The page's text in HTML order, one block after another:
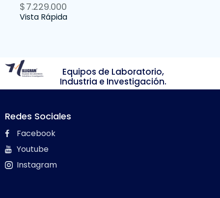
$7.229.000
Vista Rápida
Equipos de Laboratorio,
Industria e Investigación.
Redes Sociales
Facebook
Youtube
Instagram